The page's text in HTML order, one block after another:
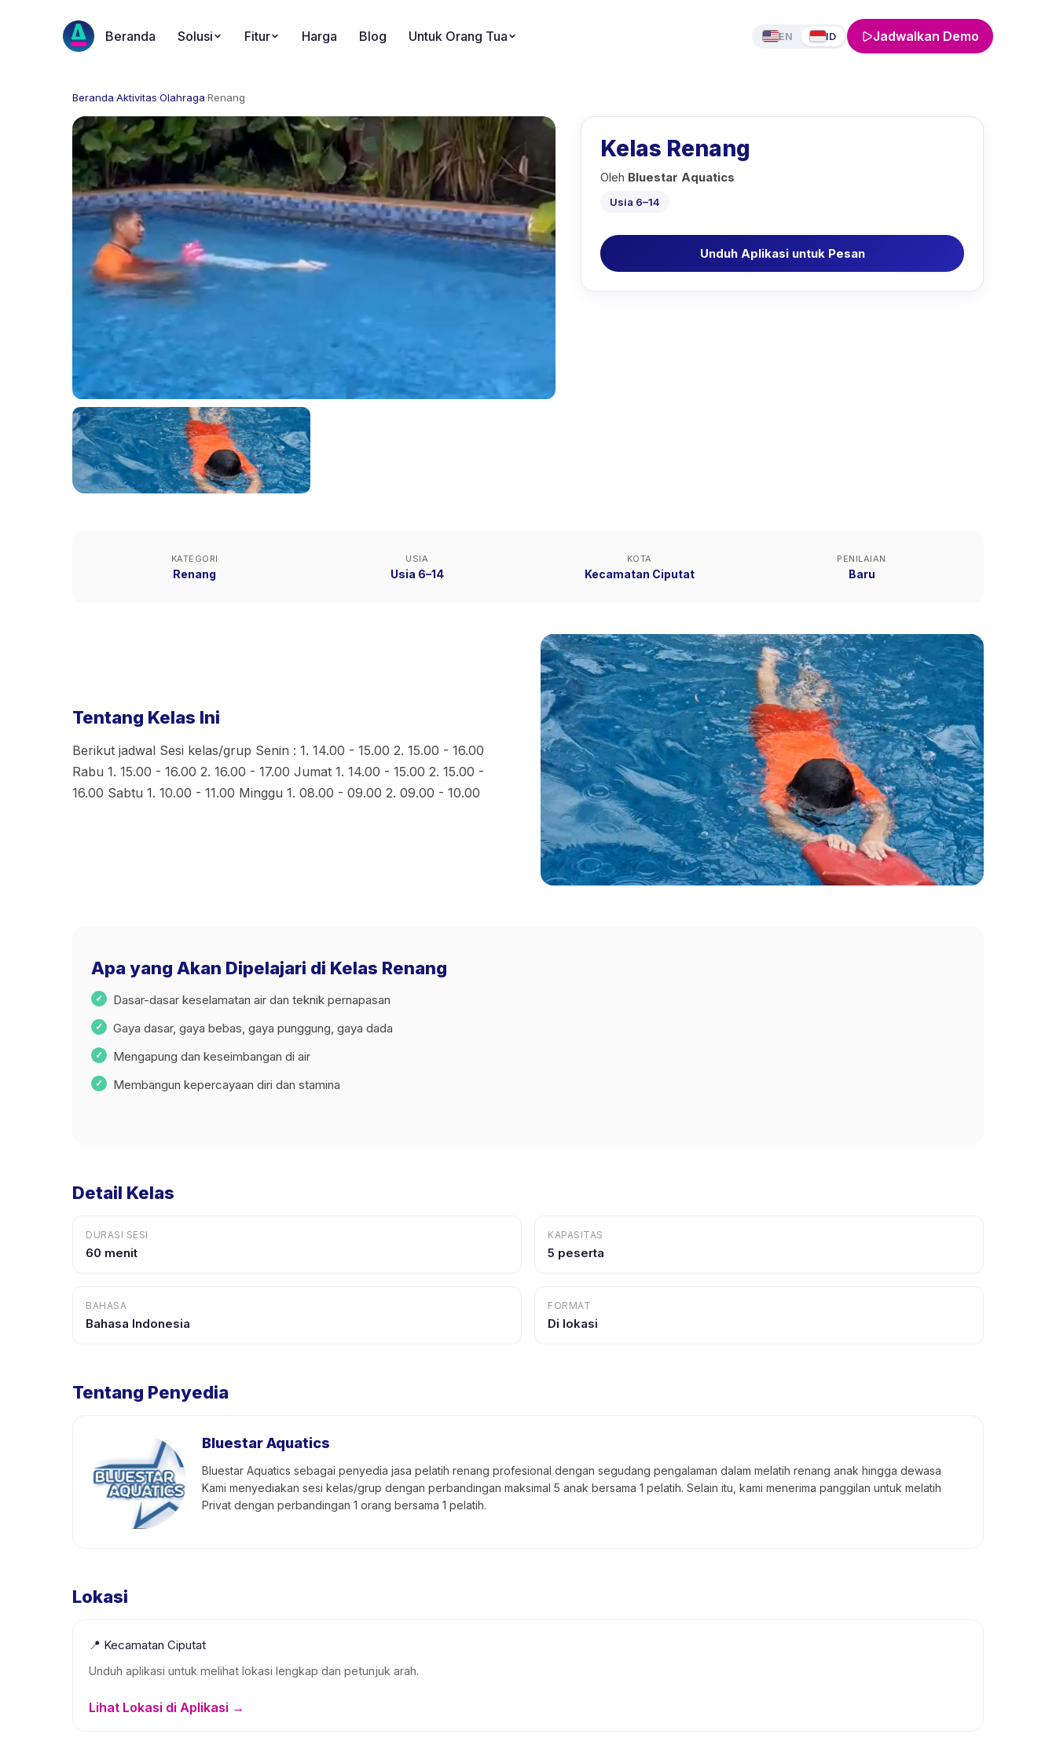
Beranda Solusi Fitur Harga Blog Untuk Orang Tua EN ID Jadwalkan Demo
Beranda·Aktivitas·Olahraga·Renang
Kelas Renang
Oleh Bluestar Aquatics
Usia 6–14
Unduh Aplikasi untuk Pesan
KATEGORI
Renang
USIA
Usia 6–14
KOTA
Kecamatan Ciputat
PENILAIAN
Baru
Tentang Kelas Ini
Berikut jadwal Sesi kelas/grup Senin : 1. 14.00 - 15.00 2. 15.00 - 16.00
Rabu 1. 15.00 - 16.00 2. 16.00 - 17.00 Jumat 1. 14.00 - 15.00 2. 15.00 -
16.00 Sabtu 1. 10.00 - 11.00 Minggu 1. 08.00 - 09.00 2. 09.00 - 10.00
Apa yang Akan Dipelajari di Kelas Renang
Dasar-dasar keselamatan air dan teknik pernapasan
Gaya dasar, gaya bebas, gaya punggung, gaya dada
Mengapung dan keseimbangan di air
Membangun kepercayaan diri dan stamina
Detail Kelas
DURASI SESI
60 menit
KAPASITAS
5 peserta
BAHASA
Bahasa Indonesia
FORMAT
Di lokasi
Tentang Penyedia
Bluestar Aquatics
Bluestar Aquatics sebagai penyedia jasa pelatih renang profesional dengan segudang pengalaman dalam melatih renang anak hingga dewasa
Kami menyediakan sesi kelas/grup dengan perbandingan maksimal 5 anak bersama 1 pelatih. Selain itu, kami menerima panggilan untuk melatih
Privat dengan perbandingan 1 orang bersama 1 pelatih.
Lokasi
📍 Kecamatan Ciputat
Unduh aplikasi untuk melihat lokasi lengkap dan petunjuk arah.
Lihat Lokasi di Aplikasi →